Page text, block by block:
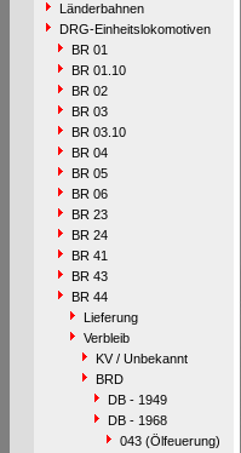
Länderbahnen
DRG-Einheitslokomotiven
BR 01
BR 01.10
BR 02
BR 03
BR 03.10
BR 04
BR 05
BR 06
BR 23
BR 24
BR 41
BR 43
BR 44
Lieferung
Verbleib
KV / Unbekannt
BRD
DB - 1949
DB - 1968
043 (Ölfeuerung)